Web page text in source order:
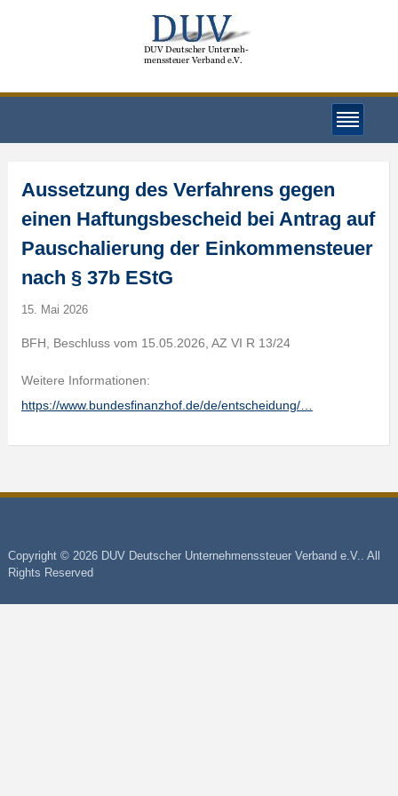
Aussetzung des Verfahrens gegen
einen Haftungsbescheid bei Antrag auf
Pauschalierung der Einkommensteuer
nach § 37b EStG
15. Mai 2026
BFH, Beschluss vom 15.05.2026, AZ VI R 13/24
Weitere Informationen:
https://www.bundesfinanzhof.de/de/entscheidung/…
Copyright © 2026 DUV Deutscher Unternehmenssteuer Verband e.V.. All
Rights Reserved